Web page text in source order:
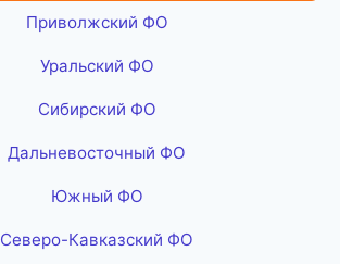
Приволжский ФО
Уральский ФО
Сибирский ФО
Дальневосточный ФО
Южный ФО
Северо-Кавказский ФО